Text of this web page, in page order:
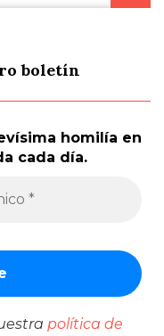
boletín
homilía en
cada día.
política de